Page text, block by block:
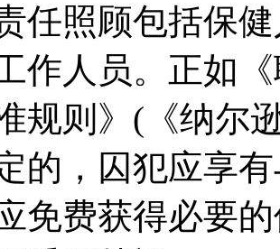
任照顾包括保
作人员。正如
规则》(《纳尔
的，囚犯应享
免费获得必要